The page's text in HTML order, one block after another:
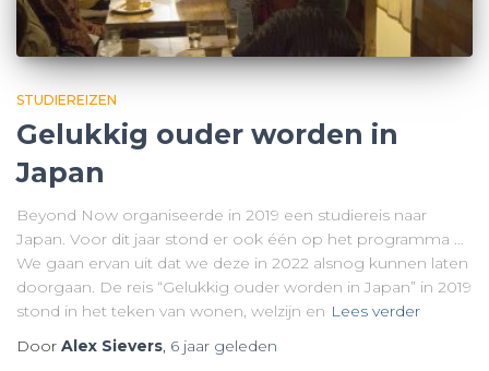
STUDIEREIZEN
Gelukkig ouder worden in
Japan
Beyond Now organiseerde in 2019 een studiereis naar
Japan. Voor dit jaar stond er ook één op het programma …
We gaan ervan uit dat we deze in 2022 alsnog kunnen laten
doorgaan. De reis “Gelukkig ouder worden in Japan” in 2019
stond in het teken van wonen, welzijn en Lees verder
Door Alex Sievers, 6 jaar geleden